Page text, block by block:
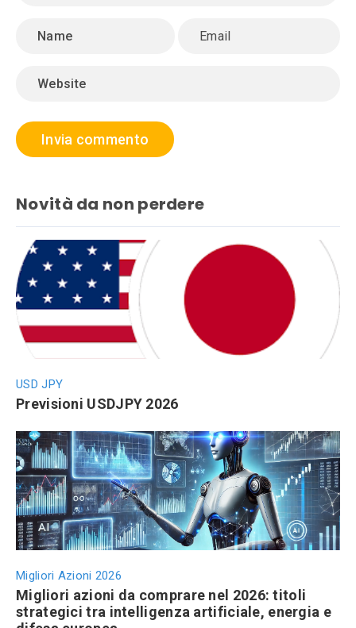
Novità da non perdere
USD JPY
Previsioni USDJPY 2026
Migliori Azioni 2026
Migliori azioni da comprare nel 2026: titoli
strategici tra intelligenza artificiale, energia e